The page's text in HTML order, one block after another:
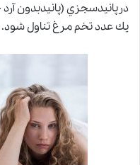
درپانيدسجزي (پانيدبدون
يك عدد تخم مرغ تناول شود.